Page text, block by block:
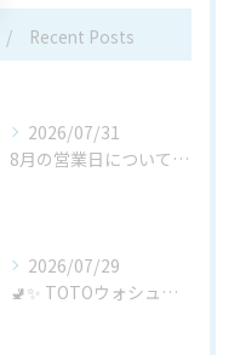
Recent Posts
2026/07/31
8月の営業日についてお知らせ
2026/07/29
🚽✨ TOTOウォシュレットBV「TCF2224E」が新発売...